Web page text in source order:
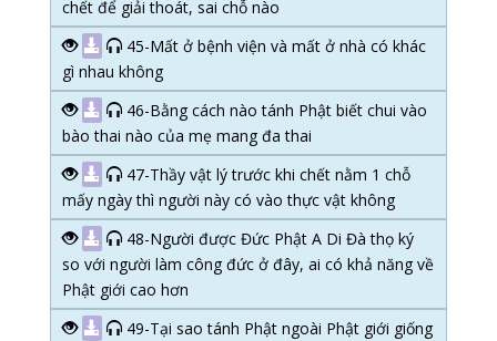
chết để giải thoát, sai chỗ nào
45-Mất ở bệnh viện và mất ở nhà có khác
gì nhau không
46-Bằng cách nào tánh Phật biết chui vào
bào thai nào của mẹ mang đa thai
47-Thầy vật lý trước khi chết nằm 1 chỗ
mấy ngày thì người này có vào thực vật không
48-Người được Đức Phật A Di Đà thọ ký
so với người làm công đức ở đây, ai có khả năng về
Phật giới cao hơn
49-Tại sao tánh Phật ngoài Phật giới giống